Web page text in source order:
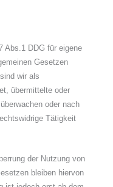
Abs.1 DDG für eigene
Gesetzen
wir als
übermittelte oder
oder nach
Tätigkeit
der Nutzung von
bleiben hiervon